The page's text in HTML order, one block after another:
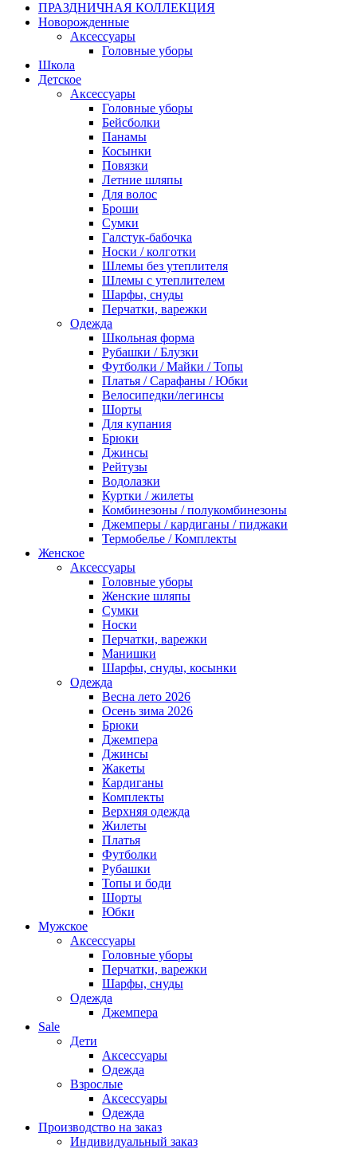
ПРАЗДНИЧНАЯ КОЛЛЕКЦИЯ
Новорожденные
Аксессуары
Головные уборы
Школа
Детское
Аксессуары
Головные уборы
Бейсболки
Панамы
Косынки
Повязки
Летние шляпы
Для волос
Броши
Сумки
Галстук-бабочка
Носки / колготки
Шлемы без утеплителя
Шлемы с утеплителем
Шарфы, снуды
Перчатки, варежки
Одежда
Школьная форма
Рубашки / Блузки
Футболки / Майки / Топы
Платья / Сарафаны / Юбки
Велосипедки/легинсы
Шорты
Для купания
Брюки
Джинсы
Рейтузы
Водолазки
Куртки / жилеты
Комбинезоны / полукомбинезоны
Джемперы / кардиганы / пиджаки
Термобелье / Комплекты
Женское
Аксессуары
Головные уборы
Женские шляпы
Сумки
Носки
Перчатки, варежки
Манишки
Шарфы, снуды, косынки
Одежда
Весна лето 2026
Осень зима 2026
Брюки
Джемпера
Джинсы
Жакеты
Кардиганы
Комплекты
Верхняя одежда
Жилеты
Платья
Футболки
Рубашки
Топы и боди
Шорты
Юбки
Мужское
Аксессуары
Головные уборы
Перчатки, варежки
Шарфы, снуды
Одежда
Джемпера
Sale
Дети
Аксессуары
Одежда
Взрослые
Аксессуары
Одежда
Производство на заказ
Индивидуальный заказ